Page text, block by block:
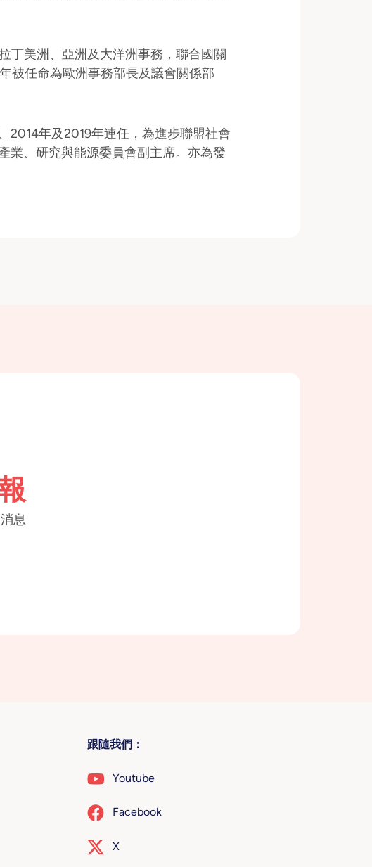
丁美洲、亞洲及大洋洲事務，聯合國關
被任命為歐洲事務部長及議會關係部
年及2019年連任，為進步聯盟社會
業、研究與能源委員會副主席。亦為發
息
跟隨我們：
Youtube
Facebook
X